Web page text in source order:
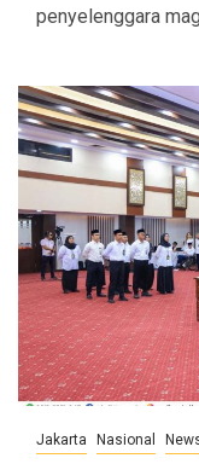
penyelenggara
Jakarta Nasional